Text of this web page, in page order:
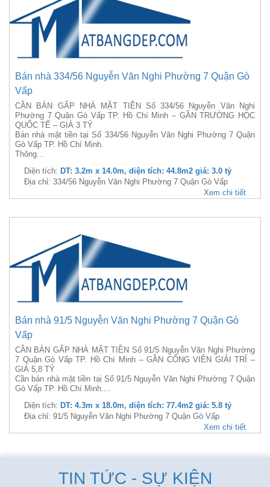
Bán nhà 334/56 Nguyễn Văn Nghi Phường 7 Quận Gò
Vấp
CẦN BÁN GẤP NHÀ MẶT TIỀN Số 334/56 Nguyễn Văn Nghi
Phường 7 Quận Gò Vấp TP. Hồ Chí Minh – GẦN TRƯỜNG HỌC
QUỐC TẾ – GIÁ 3 TỶ
Bán nhà mặt tiền tại Số 334/56 Nguyễn Văn Nghi Phường 7 Quận
Gò Vấp TP. Hồ Chí Minh.
Thông...
Diện tích: DT: 3.2m x 14.0m, diện tích: 44.8m2 giá: 3.0 tỷ
Địa chỉ: 334/56 Nguyễn Văn Nghi Phường 7 Quận Gò Vấp
Xem chi tiết
Bán nhà 91/5 Nguyễn Văn Nghi Phường 7 Quận Gò
Vấp
CẦN BÁN GẤP NHÀ MẶT TIỀN Số 91/5 Nguyễn Văn Nghi Phường
7 Quận Gò Vấp TP. Hồ Chí Minh – GẦN CÔNG VIÊN GIẢI TRÍ –
GIÁ 5,8 TỶ
Cần bán nhà mặt tiền tại Số 91/5 Nguyễn Văn Nghi Phường 7 Quận
Gò Vấp TP. Hồ Chí Minh....
Diện tích: DT: 4.3m x 18.0m, diện tích: 77.4m2 giá: 5.8 tỷ
Địa chỉ: 91/5 Nguyễn Văn Nghi Phường 7 Quận Gò Vấp
Xem chi tiết
TIN TỨC - SỰ KIỆN